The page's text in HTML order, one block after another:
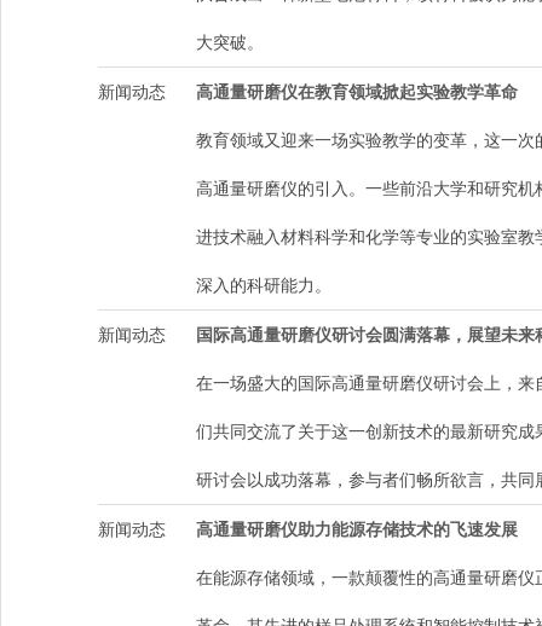
大突破。
新闻动态 高通量研磨仪在教育领域掀起实验教学革命
教育领域又迎来一场实验教学的变革，这一次
高通量研磨仪的引入。一些前沿大学和研究机
进技术融入材料科学和化学等专业的实验室教
深入的科研能力。
新闻动态 国际高通量研磨仪研讨会圆满落幕，展望未来
在一场盛大的国际高通量研磨仪研讨会上，来
们共同交流了关于这一创新技术的最新研究成
研讨会以成功落幕，参与者们畅所欲言，共同
新闻动态 高通量研磨仪助力能源存储技术的飞速发展
在能源存储领域，一款颠覆性的高通量研磨仪